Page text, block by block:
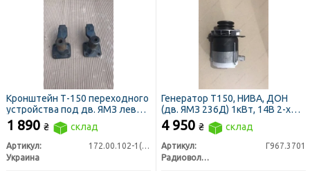
Кронштейн Т-150 переходного
устройства под дв. ЯМЗ левый
+ правый
1 890 ₴ склад
Артикул:
172.00.102-1(Л+П)
Украина
Генератор Т150, НИВА, ДОН
(дв. ЯМЗ 236Д) 1кВт, 14В 2-х
ручейковый (пр-во
Радиоволна)
4 950 ₴ склад
Артикул:
Г967.3701
Радиоволна ГРУПП, г. Гродно